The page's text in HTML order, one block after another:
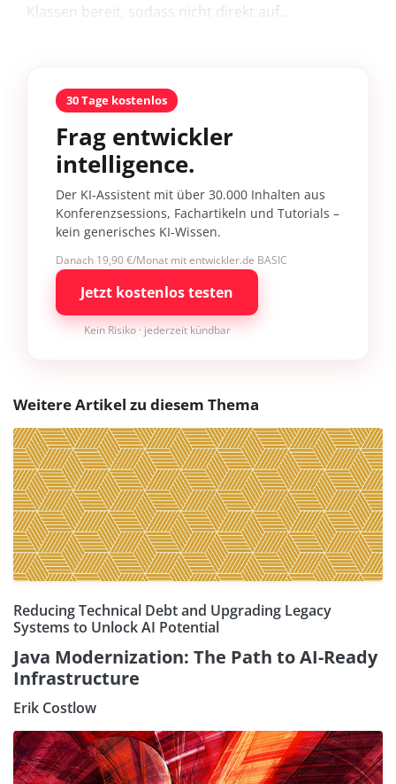
Klassen bereit, sodass nicht direkt auf...
30 Tage kostenlos
Frag entwickler
intelligence.
Der KI-Assistent mit über 30.000 Inhalten aus
Konferenzsessions, Fachartikeln und Tutorials –
kein generisches KI-Wissen.
Danach 19,90 €/Monat mit entwickler.de BASIC
Jetzt kostenlos testen
Kein Risiko · jederzeit kündbar
Weitere Artikel zu diesem Thema
Reducing Technical Debt and Upgrading Legacy
Systems to Unlock AI Potential
Java Modernization: The Path to AI-Ready
Infrastructure
Erik Costlow